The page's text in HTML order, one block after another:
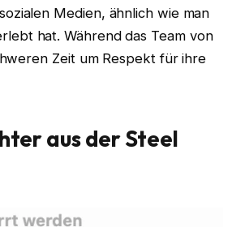
Medien, ähnlich wie man
hat. Während das Team von
Zeit um Respekt für ihre
aus der Steel